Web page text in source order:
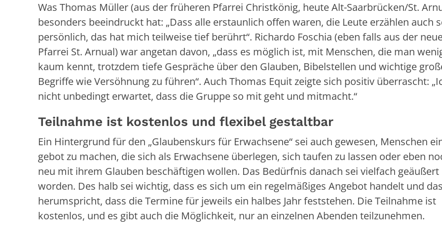
Was Thomas Müller (aus der früheren Pfarrei Christkönig, heute Alt-Saarbrücken/St.
besonders beeindruckt hat: „Dass alle erstaunlich offen waren, die Leute erzählen auch
persönlich, das hat mich teilweise tief berührt“. Richardo Foschia (eben falls aus der
Pfarrei St. Arnual) war angetan davon, „dass es möglich ist, mit Menschen, die man
kaum kennt, trotzdem tiefe Gespräche über den Glauben, Bibelstellen und wichtige
Begriffe wie Versöhnung zu führen“. Auch Thomas Equit zeigte sich positiv überrascht:
nicht unbedingt erwartet, dass die Gruppe so mit geht und mitmacht.“
Teilnahme ist kostenlos und flexibel gestaltbar
Ein Hintergrund für den „Glaubenskurs für Erwachsene“ sei auch gewesen, Menschen
gebot zu machen, die sich als Erwachsene überlegen, sich taufen zu lassen oder eben
neu mit ihrem Glauben beschäftigen wollen. Das Bedürfnis danach sei vielfach geäußert
worden. Des halb sei wichtig, dass es sich um ein regelmäßiges Angebot handelt und
herumspricht, dass die Termine für jeweils ein halbes Jahr feststehen. Die Teilnahme ist
kostenlos, und es gibt auch die Möglichkeit, nur an einzelnen Abenden teilzunehmen.